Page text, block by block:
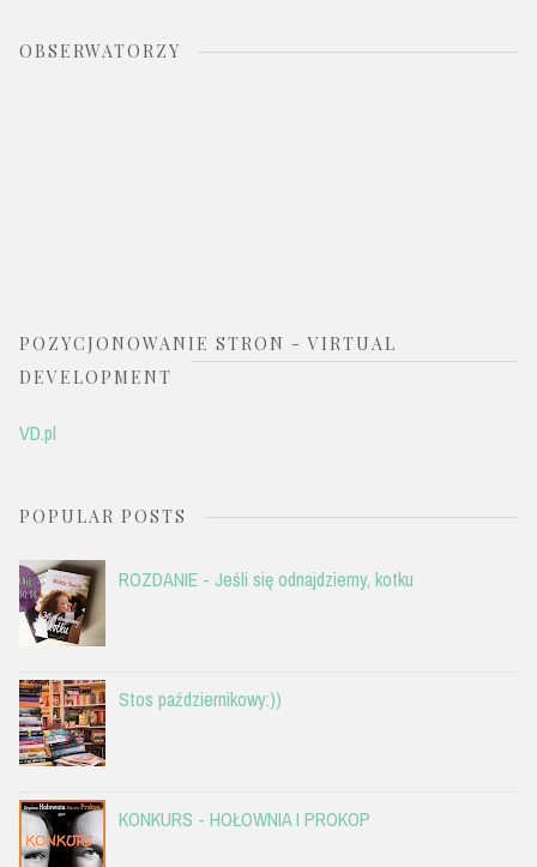
OBSERWATORZY
POZYCJONOWANIE STRON - VIRTUAL
DEVELOPMENT
VD.pl
POPULAR POSTS
ROZDANIE - Jeśli się odnajdziemy, kotku
Stos październikowy:))
KONKURS - HOŁOWNIA I PROKOP